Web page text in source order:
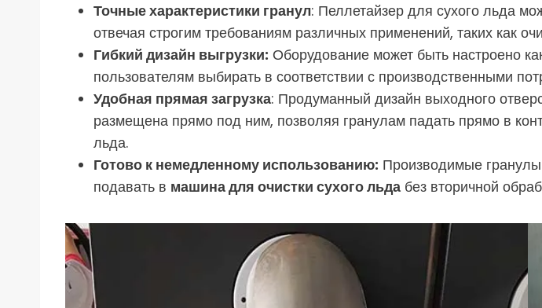
Точные характеристики гранул: Пеллетайзер для сухого льда
отвечая строгим требованиям различных применений, таких как
Гибкий дизайн выгрузки: Оборудование может быть настроено
пользователям выбирать в соответствии с производственными
Удобная прямая загрузка: Продуманный дизайн выходного
размещена прямо под ним, позволяя гранулам падать прямо в
льда.
Готово к немедленному использованию: Производимые
подавать в машина для очистки сухого льда без вторичной